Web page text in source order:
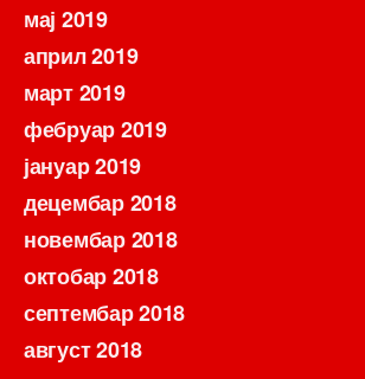
мај 2019
април 2019
март 2019
фебруар 2019
јануар 2019
децембар 2018
новембар 2018
октобар 2018
септембар 2018
август 2018